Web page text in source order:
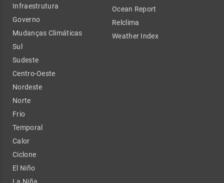
Infraestrutura
Governo
Mudanças Climáticas
Sul
Sudeste
Centro-Oeste
Nordeste
Norte
Frio
Temporal
Calor
Ciclone
El Niño
La Niña
Ocean Report
Relclima
Weather Index